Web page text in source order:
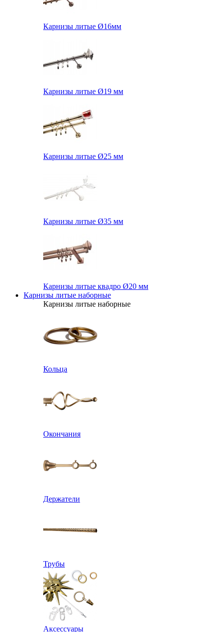
Карнизы литые Ø16мм
Карнизы литые Ø19 мм
Карнизы литые Ø25 мм
Карнизы литые Ø35 мм
Карнизы литые квадро Ø20 мм
Карнизы литые наборные
Карнизы литые наборные
Кольца
Окончания
Держатели
Трубы
Аксессуары